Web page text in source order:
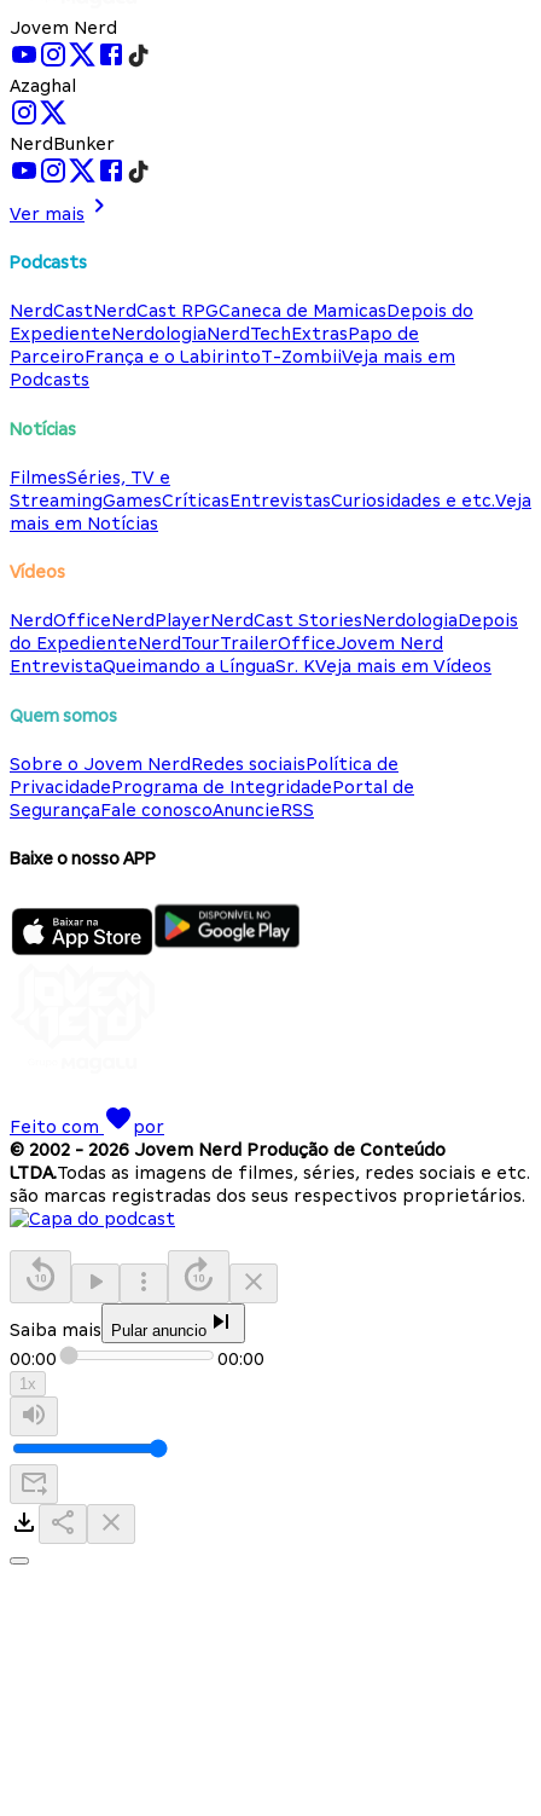
Jovem Nerd
Azaghal
NerdBunker
Ver mais
Podcasts
NerdCastNerdCast RPGCaneca de MamicasDepois do
ExpedienteNerdologiaNerdTechExtrasPapo de
ParceiroFrança e o LabirintoT-ZombiiVeja mais em
Podcasts
Notícias
FilmesSéries, TV e
StreamingGamesCríticasEntrevistasCuriosidades e etc.Veja
mais em Notícias
Vídeos
NerdOfficeNerdPlayerNerdCast StoriesNerdologiaDepois
do ExpedienteNerdTourTrailerOfficeJovem Nerd
EntrevistaQueimando a LínguaSr. KVeja mais em Vídeos
Quem somos
Sobre o Jovem NerdRedes sociaisPolítica de
PrivacidadePrograma de IntegridadePortal de
SegurançaFale conoscoAnuncieRSS
Baixe o nosso APP
Feito com
por
© 2002 - 2026 Jovem Nerd Produção de Conteúdo
LTDA.Todas as imagens de filmes, séries, redes sociais e etc.
são marcas registradas dos seus respectivos proprietários.
Saiba mais Pular anuncio
00:00 00:00
1x